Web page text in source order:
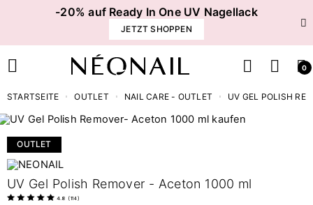
-20% auf Ready In One UV Nagellack
JETZT SHOPPEN
0
STARTSEITE OUTLET NAIL CARE - OUTLET UV GEL POLISH
OUTLET
UV Gel Polish Remover - Aceton 1000 ml
4.8 (114)